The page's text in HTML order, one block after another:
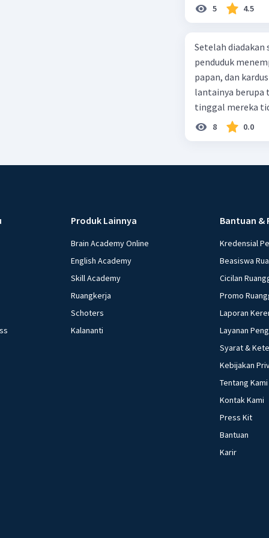
5 4.5
Setelah diadakan
penduduk
papan, dan
lantainya berupa
tinggal mereka tidak layak
dalam paragraf
8 0.0
Produk Lainnya
Brain Academy Online
English Academy
Skill Academy
Ruangkerja
Schoters
Kalananti
Bantuan &
Kredensial
Beasiswa
Cicilan
Promo
Laporan
Layanan
Syarat &
Kebijakan
Tentang Kami
Kontak Kami
Press Kit
Bantuan
Karir